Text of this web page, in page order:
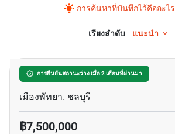
การค้นหาที่บันทึกไว้คืออะไร
เรียงลำดับ แนะนำ
การยืนยันสถานะว่าง เมื่อ 2 เดือนที่ผ่านมา
กรีนฟิล วิลล่า 1
เมืองพัทยา, ชลบุรี
฿7,500,000